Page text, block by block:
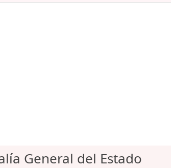
General del Estado